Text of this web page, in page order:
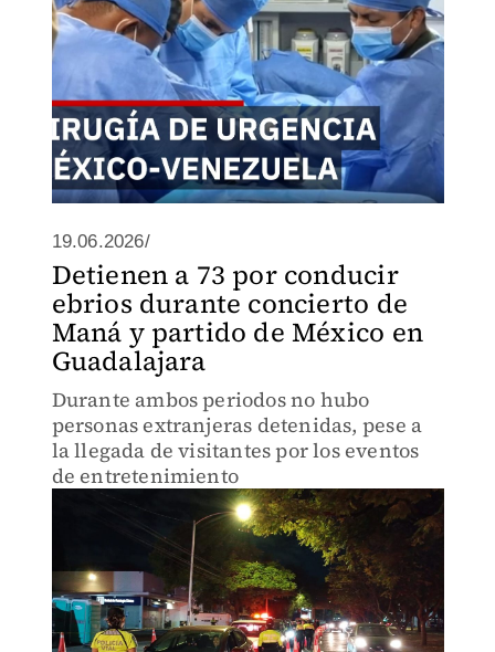
19.06.2026/
Detienen a 73 por conducir
ebrios durante concierto de
Maná y partido de México en
Guadalajara
Durante ambos periodos no hubo
personas extranjeras detenidas, pese a
la llegada de visitantes por los eventos
de entretenimiento